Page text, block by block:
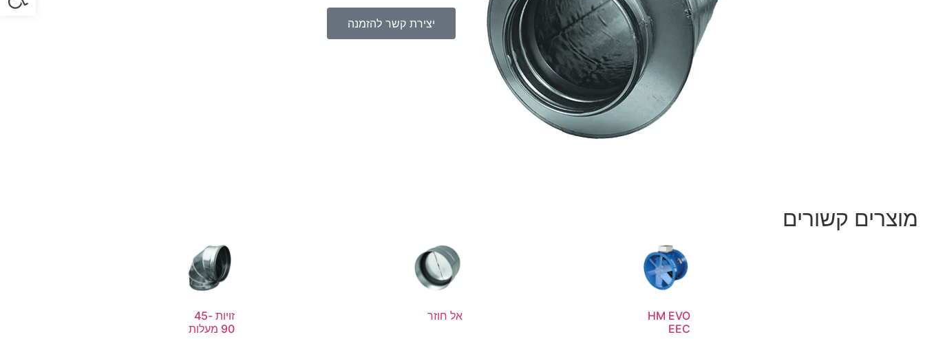
יצירת קשר להזמנה
מוצרים קשורים
HM EVO
EEC
אל חוזר
זויות 45-
90 מעלות